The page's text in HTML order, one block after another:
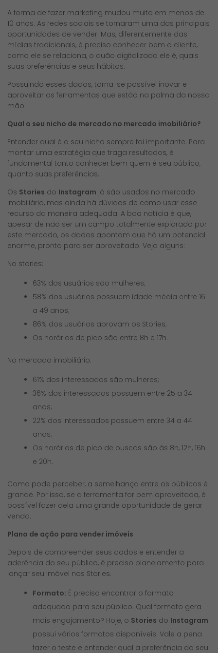
A forma de fazer marketing mudou muito em menos de
10 anos. As redes sociais se tornaram uma das principais
oportunidades de vender. Mas, diferentemente das
mídias tradicionais, é preciso conhecer bem o cliente,
como ele se relaciona, o quão digitalizado ele é, quais
suas preferências e seus hábitos.
Possuindo esses dados, torna-se possível inovar e
aproveitar as ferramentas que estão na palma da nossa
mão.
Qual o seu nicho de mercado no mercado imobiliário?
Entender qual é o seu nicho sempre foi importante. Para
montar uma estratégia que traga resultados, é
fundamental tanto conhecer bem quem é seu público,
quanto suas preferências.
Os Stories do Instagram já são usados no mercado
imobiliário, mas ainda há dúvidas de como usar esse
recurso da maneira adequada. A boa notícia é que,
apesar de não ser um campo totalmente explorado por
este mercado, os dados apontam que há um potencial
enorme, pronto para ser aproveitado. Veja alguns:
No stories:
63% dos usuários são mulheres;
58% dos usuários possuem idade média entre 16
a 49 anos;
86% dos usuários aprovam os Stories;
Os horários de pico são entre 8h e 17h.
No mercado imobiliário:
61% dos interessados são mulheres;
36% dos interessados possuem entre 25 a 34
anos;
22% dos interessados possuem entre 34 a 44
anos;
Os horários de pico de buscas são às 8h, 12h, 16h
e 20h.
Como pode perceber, a semelhança entre os públicos é
grande. Por isso, se a ferramenta for bem aproveitada, é
possível fazer dela uma grande oportunidade de gerar
venda.
Plano de ação para vender imóveis
Depois de compreender seus dados e entender a
aderência do seu público, é preciso planejamento para
lançar seu imóvel nos Stories.
Formato: É preciso encontrar o formato
adequado para seu público. Qual formato gera
mais engajamento? Hoje, o Stories do Instagram
possui vários formatos disponíveis. Vale a pena
fazer o teste e entender qual a preferência do seu